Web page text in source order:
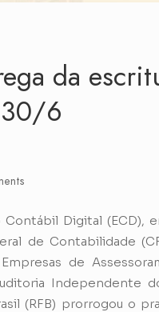
da
6
Digital (ECD),
de Contabilidade
de
Independente
(RFB) prorrogou o